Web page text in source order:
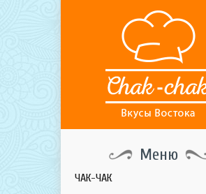
Меню
ЧАК-ЧАК